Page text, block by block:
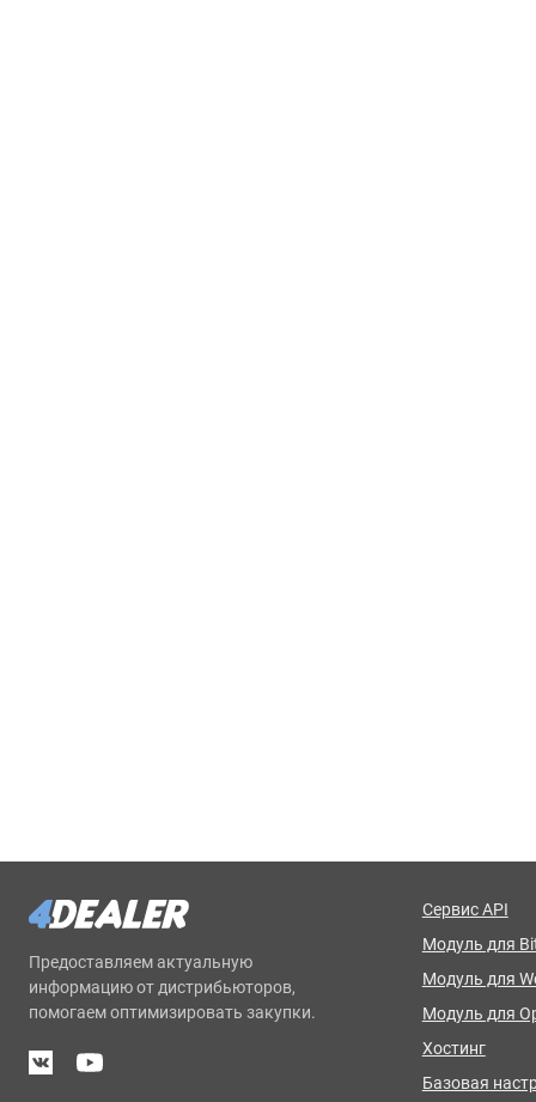
Предоставляем актуальную
информацию от дистрибьюторов,
помогаем оптимизировать закупки.
Сервис API
Модуль для
Модуль для
Модуль для
Хостинг
Базовая